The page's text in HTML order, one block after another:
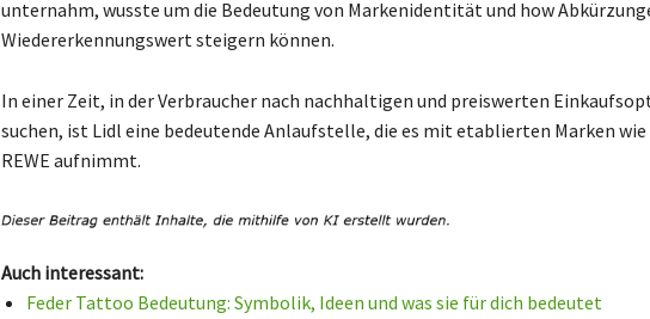
unternahm, wusste um die Bedeutung von Markenidentität und how
Wiedererkennungswert steigern können.
In einer Zeit, in der Verbraucher nach nachhaltigen und preiswerten
suchen, ist Lidl eine bedeutende Anlaufstelle, die es mit etablierten Marken wie
REWE aufnimmt.
Auch interessant:
Feder Tattoo Bedeutung: Symbolik, Ideen und was sie für dich bedeutet